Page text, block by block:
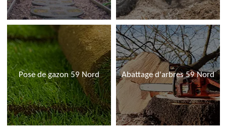
Pose de gazon 59 Nord Abattage d'arbres 59 Nord